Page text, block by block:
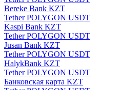
Bereke Bank KZT
Tether POLYGON USDT
Kaspi Bank KZT
Tether POLYGON USDT
Jusan Bank KZT
Tether POLYGON USDT
HalykBank KZT
Tether POLYGON USDT
Банковская карта KZT